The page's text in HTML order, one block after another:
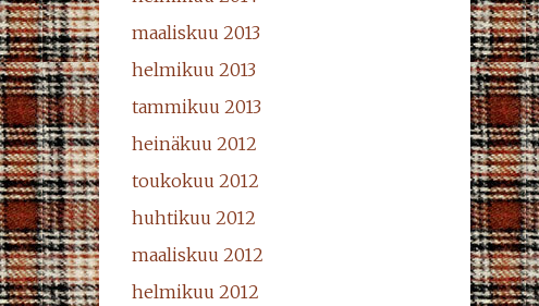
maaliskuu 2013
helmikuu 2013
tammikuu 2013
heinäkuu 2012
toukokuu 2012
huhtikuu 2012
maaliskuu 2012
helmikuu 2012